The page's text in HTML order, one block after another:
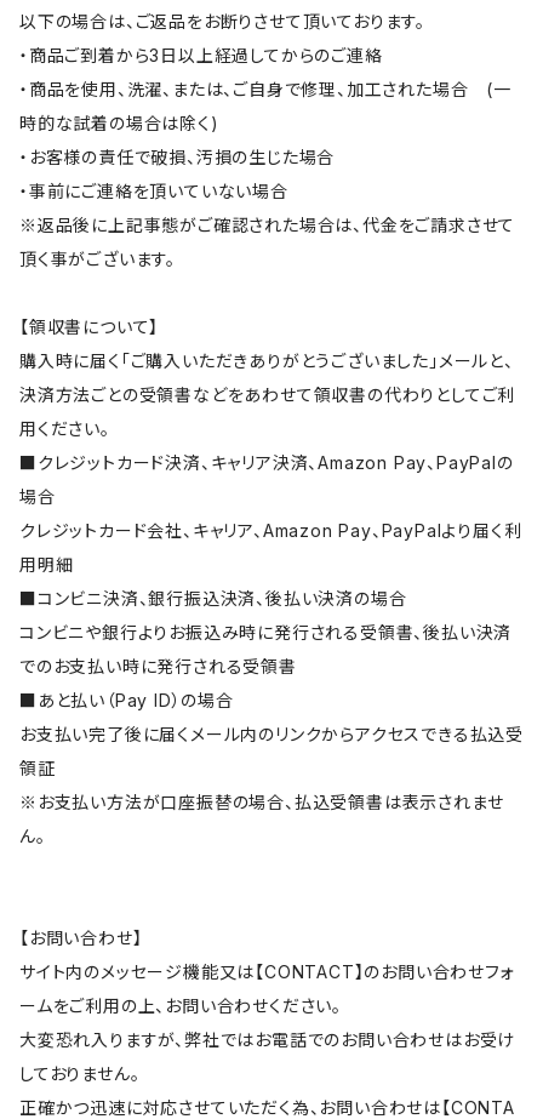
以下の場合は、ご返品をお断りさせて頂いております。
・商品ご到着から3日以上経過してからのご連絡
・商品を使用、洗濯、または、ご自身で修理、加工された場合 (一
時的な試着の場合は除く)
・お客様の責任で破損、汚損の生じた場合
・事前にご連絡を頂いていない場合
※返品後に上記事態がご確認された場合は、代金をご請求させて
頂く事がございます。
【領収書について】
購入時に届く「ご購入いただきありがとうございました」メールと、
決済方法ごとの受領書などをあわせて領収書の代わりとしてご利
用ください。
■クレジットカード決済、キャリア決済、Amazon Pay、PayPalの
場合
クレジットカード会社、キャリア、Amazon Pay、PayPalより届く利
用明細
■コンビニ決済、銀行振込決済、後払い決済の場合
コンビニや銀行よりお振込み時に発行される受領書、後払い決済
でのお支払い時に発行される受領書
■あと払い（Pay ID）の場合
お支払い完了後に届くメール内のリンクからアクセスできる払込受
領証
※お支払い方法が口座振替の場合、払込受領書は表示されませ
ん。
【お問い合わせ】
サイト内のメッセージ機能又は【CONTACT】のお問い合わせフォ
ームをご利用の上、お問い合わせください。
大変恐れ入りますが、弊社ではお電話でのお問い合わせはお受け
しておりません。
正確かつ迅速に対応させていただく為、お問い合わせは【CONTA